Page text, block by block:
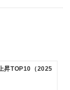
昇TOP10（2025